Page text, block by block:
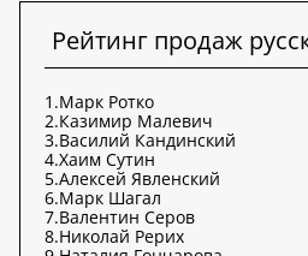
Рейтинг продаж
1.Марк Ротко
2.Казимир Малевич
3.Василий Кандинский
4.Хаим Сутин
5.Алексей Явленский
6.Марк Шагал
7.Валентин Серов
8.Николай Рерих